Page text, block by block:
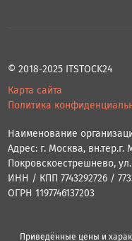
© 2018-2025 ITSTOCK24
Карта сайта
Политика
Наименование
Адрес: г. Москва,
Покровскоестрешнево,
ИНН / КПП 7743292726 /
ОГРН 1197746137203
Приведённые цены и